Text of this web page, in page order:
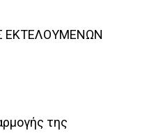
ΕΚΤΕΛΟΥΜΕΝΩΝ
της